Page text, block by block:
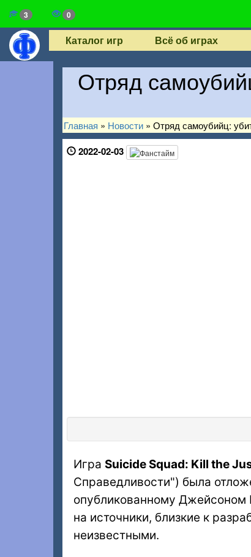
3 0
Каталог игр Всё об играх
Отряд
Главная » Новости » Отряд самоубийц:
2022-02-03
Игра Suicide Squad: Kill the
Справедливости") была
опубликованному
на источники, близкие к
неизвестными.